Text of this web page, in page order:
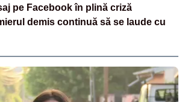
pe Facebook în plină criză
demis continuă să se laude cu